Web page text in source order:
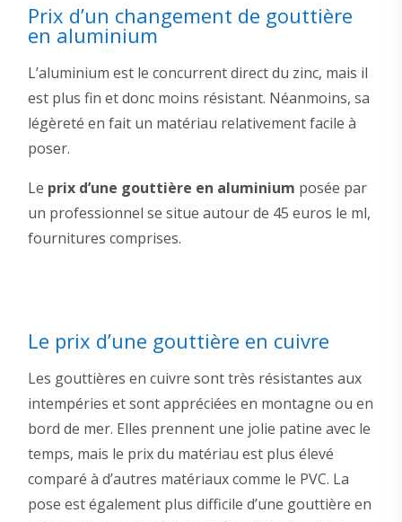
Prix d’un changement de gouttière
en aluminium
L’aluminium est le concurrent direct du zinc, mais il
est plus fin et donc moins résistant. Néanmoins, sa
légèreté en fait un matériau relativement facile à
poser.
Le prix d’une gouttière en aluminium posée par
un professionnel se situe autour de 45 euros le ml,
fournitures comprises.
Le prix d’une gouttière en cuivre
Les gouttières en cuivre sont très résistantes aux
intempéries et sont appréciées en montagne ou en
bord de mer. Elles prennent une jolie patine avec le
temps, mais le prix du matériau est plus élevé
comparé à d’autres matériaux comme le PVC. La
pose est également plus difficile d’une gouttière en